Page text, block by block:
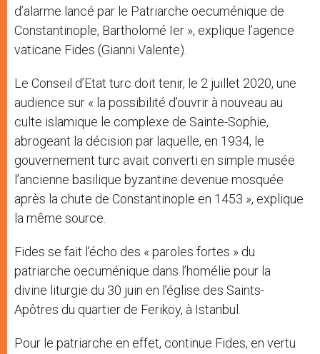
d’alarme lancé par le Patriarche oecuménique de
Constantinople, Bartholomé Ier », explique l’agence
vaticane Fides (Gianni Valente).
Le Conseil d’Etat turc doit tenir, le 2 juillet 2020, une
audience sur « la possibilité d’ouvrir à nouveau au
culte islamique le complexe de Sainte-Sophie,
abrogeant la décision par laquelle, en 1934, le
gouvernement turc avait converti en simple musée
l’ancienne basilique byzantine devenue mosquée
après la chute de Constantinople en 1453 », explique
la même source.
Fides se fait l’écho des « paroles fortes » du
patriarche oecuménique dans l’homélie pour la
divine liturgie du 30 juin en l’église des Saints-
Apôtres du quartier de Feriköy, à Istanbul.
Pour le patriarche en effet, continue Fides, en vertu